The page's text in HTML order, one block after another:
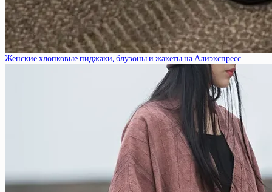
Женские хлопковые пиджаки, блузоны и жакеты на Алиэкспресс